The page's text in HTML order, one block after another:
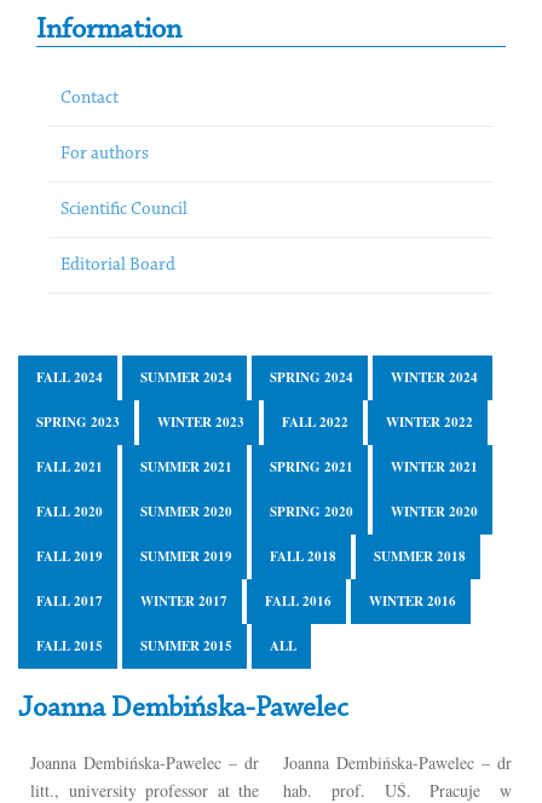
Information
Contact
For authors
Scientific Council
Editorial Board
FALL 2024 SUMMER 2024 SPRING 2024 WINTER 2024
SPRING 2023 WINTER 2023 FALL 2022 WINTER 2022
FALL 2021 SUMMER 2021 SPRING 2021 WINTER 2021
FALL 2020 SUMMER 2020 SPRING 2020 WINTER 2020
FALL 2019 SUMMER 2019 FALL 2018 SUMMER 2018
FALL 2017 WINTER 2017 FALL 2016 WINTER 2016
FALL 2015 SUMMER 2015 ALL
Joanna Dembińska-Pawelec
Joanna Dembińska-Pawelec – dr
litt., university professor at the
Joanna Dembińska-Pawelec – dr
hab. prof. UŚ. Pracuje w